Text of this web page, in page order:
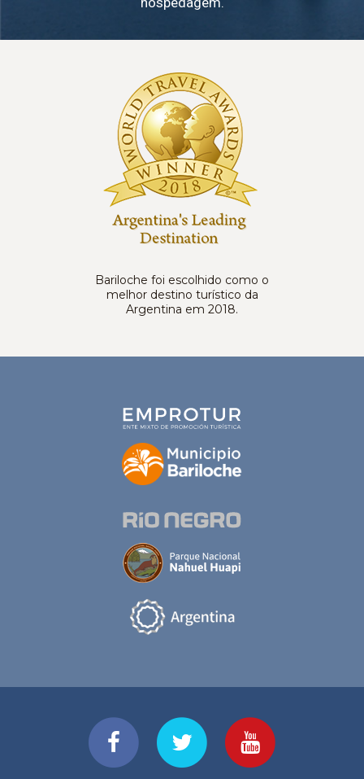
Bariloche foi escolhido como o
melhor destino turístico da
Argentina em 2018.